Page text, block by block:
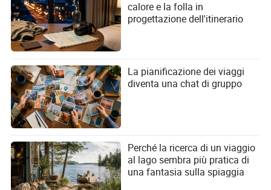
calore e la folla in
progettazione dell'itinerario
La pianificazione dei viaggi
diventa una chat di gruppo
Perché la ricerca di un viaggio
al lago sembra più pratica di
una fantasia sulla spiaggia